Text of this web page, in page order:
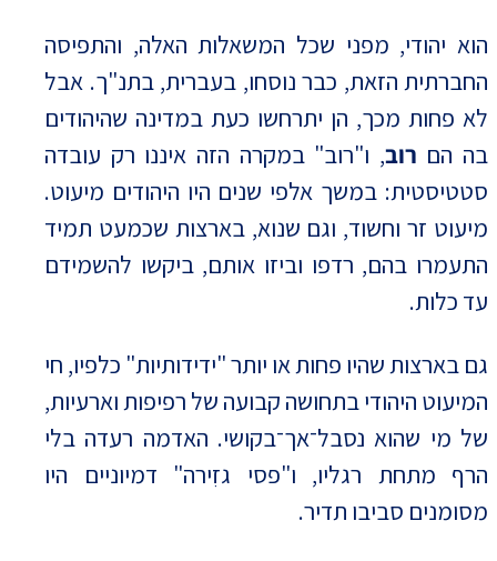
הוא יהודי, מפני שכל המשאלות האלה, והתפיסה
החברתית הזאת, כבר נוסחו, בעברית, בתנ"ך. אבל
לא פחות מכך, הן יתרחשו כעת במדינה שהיהודים
בה הם רוב, ו"רוב" במקרה הזה איננו רק עובדה
סטטיסטית: במשך אלפי שנים היו היהודים מיעוט.
מיעוט זר וחשוד, וגם שנוא, בארצות שכמעט תמיד
התעמרו בהם, רדפו וביזו אותם, ביקשו להשמידם
עד כלות.
גם בארצות שהיו פחות או יותר "ידידותיות" כלפיו, חי
המיעוט היהודי בתחושה קבועה של רפיפות וארעיות,
של מי שהוא נסבל־אך־בקושי. האדמה רעדה בלי
הרף מתחת רגליו, ו"פסי גזִירה" דמיוניים היו
מסומנים סביבו תדיר.